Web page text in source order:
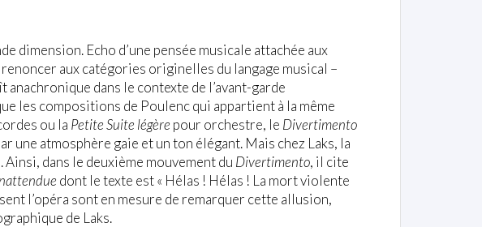
dimension. Echo d’une pensée musicale attachée aux
aux catégories originelles du langage musical –
anachronique dans le contexte de l’avant-garde
les compositions de Poulenc qui appartient à la même
ou la Petite Suite légère pour orchestre, le Divertimento
une atmosphère gaie et un ton élégant. Mais chez Laks, la
dans le deuxième mouvement du Divertimento, il cite
dont le texte est « Hélas ! Hélas ! La mort violente
l’opéra sont en mesure de remarquer cette allusion,
de Laks.